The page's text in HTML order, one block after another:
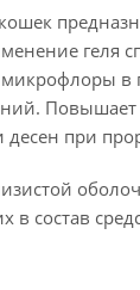
геля
в
Повышает
при
состав